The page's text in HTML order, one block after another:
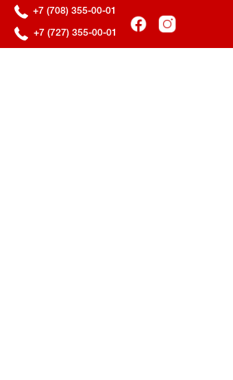
+7 (708) 355-00-01
+7 (727) 355-00-01